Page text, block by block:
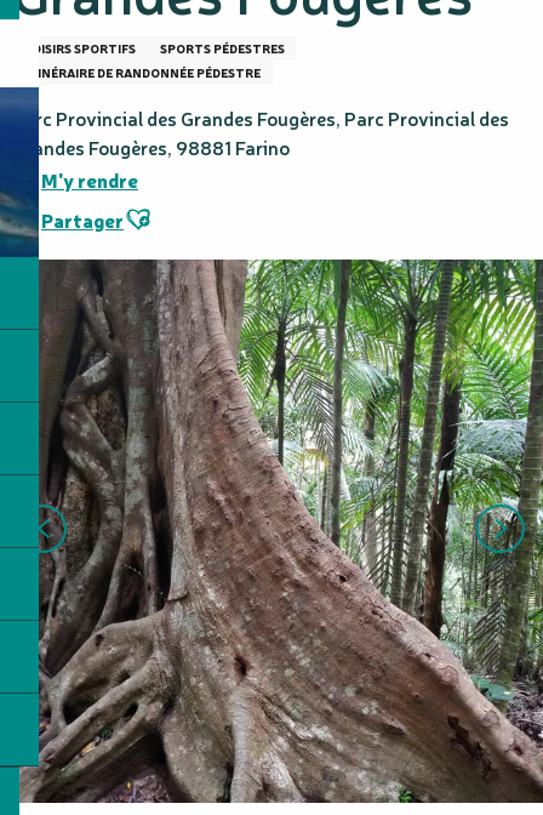
LOISIRS SPORTIFS
SPORTS PÉDESTRES
ITINÉRAIRE DE RANDONNÉE PÉDESTRE
Parc Provincial des Grandes Fougères, Parc Provincial des
Grandes Fougères, 98881 Farino
M'y rendre
PartagerAjouter aux favoris